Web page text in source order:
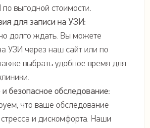
выгодной стоимости.
для записи на УЗИ:
долго ждать. Вы можете
УЗИ через наш сайт или по
выбрать удобное время для
безопасное обследование:
что ваше обследование
и дискомфорта. Наши